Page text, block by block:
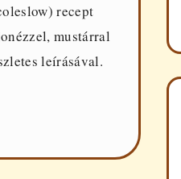
recept
mustárral
leírásával.